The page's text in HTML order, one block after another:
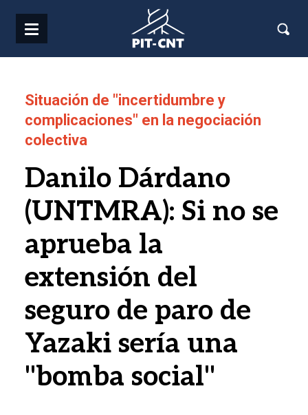
Situación de "incertidumbre y
complicaciones" en la negociación
colectiva
Danilo Dárdano
(UNTMRA): Si no se
aprueba la
extensión del
seguro de paro de
Yazaki sería una
"bomba social"